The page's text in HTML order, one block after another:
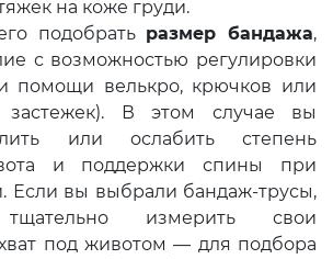
на коже груди.
подобрать размер бандажа,
с возможностью регулировки
помощи велькро, крючков или
застежек). В этом случае вы
или ослабить степень
и поддержки спины при
Если вы выбрали бандаж-трусы,
тщательно измерить свои
под животом — для подбора